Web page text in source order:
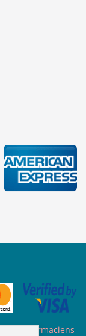
des pharmaciens